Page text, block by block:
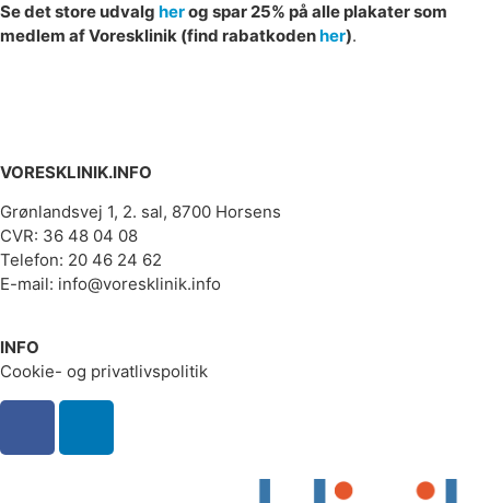
Se det store udvalg herog spar 25% på alle plakater som
medlem af Voresklinik (find rabatkodenher).
VORESKLINIK.INFO
Grønlandsvej 1, 2. sal, 8700 Horsens
CVR: 36 48 04 08
Telefon: 20 46 24 62
E-mail: info@voresklinik.info
INFO
Cookie- og privatlivspolitik